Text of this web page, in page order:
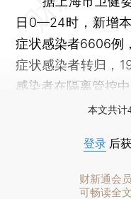
日0—24时，新增
症状感染者6606例
症状感染者转归，
感染者在隔离管控中
本文共计
登录 后
财新通会员
可畅读全文